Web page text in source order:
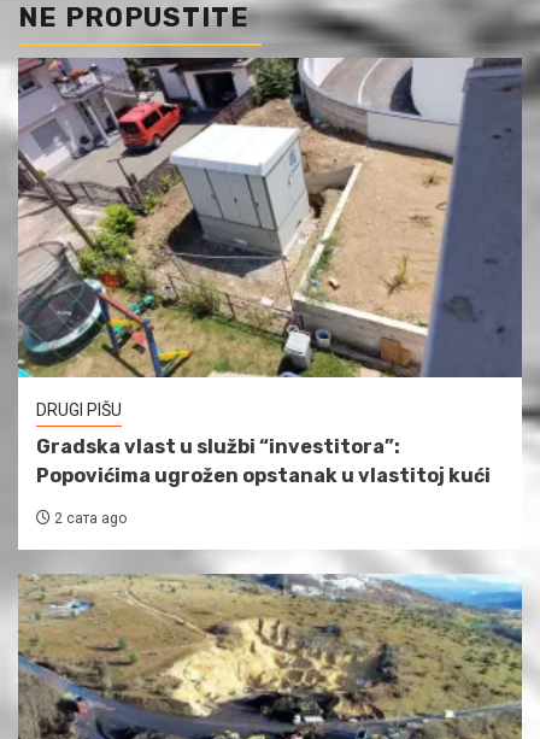
NE PROPUSTITE
DRUGI PIŠU
Gradska vlast u službi “investitora”:
Popovićima ugrožen opstanak u vlastitoj kući
2 сата ago